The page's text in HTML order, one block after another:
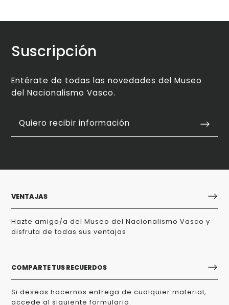
Suscripción
Entérate de todas las novedades del Museo
del Nacionalismo Vasco.
Quiero recibir información
VENTAJAS
Hazte amigo/a del Museo del Nacionalismo Vasco y
disfruta de todas sus ventajas.
COMPARTE TUS RECUERDOS
Si deseas hacernos entrega de cualquier material,
accede al siguiente formulario.